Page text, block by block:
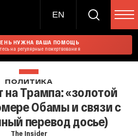
EN
НУЖНА ВАША ПОМОЩЬ
на регулярные пожертвования
ПОЛИТИКА
Трампа: «золотой
Обамы и связи с
перевод досье)
The Insider